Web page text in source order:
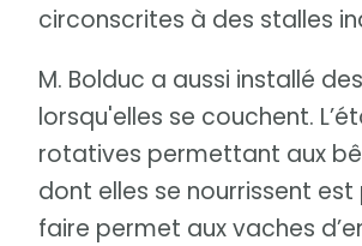
circonscrites à des stalles
M. Bolduc a aussi installé
lorsqu'elles se couchent.
rotatives permettant aux
dont elles se nourrissent
faire permet aux vaches